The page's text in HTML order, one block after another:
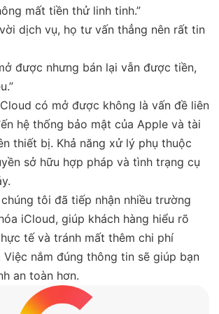
mất tiền thử linh tinh.”
dịch vụ, họ tư vấn thẳng nên rất tin
được nhưng bán lại vẫn được tiền,
có mở được không là vấn đề liên
hệ thống bảo mật của Apple và tài
thiết bị. Khả năng xử lý phụ thuộc
sở hữu hợp pháp và tình trạng cụ
chúng tôi đã tiếp nhận nhiều trường
iCloud, giúp khách hàng hiểu rõ
tế và tránh mất thêm chi phí
nắm đúng thông tin sẽ giúp bạn
an toàn hơn.